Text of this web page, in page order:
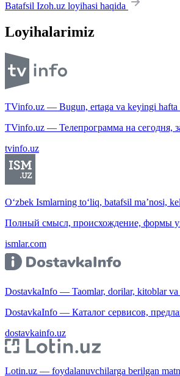
Batafsil Izoh.uz loyihasi haqida
Loyihalarimiz
TVinfo.uz — Bugun, ertaga va keyingi hafta
TVinfo.uz — Телепрограмма на сегодня,
tvinfo.uz
O‘zbek Ismlarning to‘liq, batafsil ma’nosi,
Полный смысл, происхождение, формы
ismlar.com
DostavkaInfo — Taomlar, dorilar, kitoblar va
DostavkaInfo — Каталог сервисов,
dostavkainfo.uz
Lotin.uz — foydalanuvchilarga berilgan